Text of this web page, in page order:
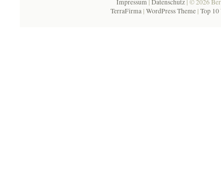
Impressum Datenschutz | © 2026
TerraFirma | WordPress Theme | Top